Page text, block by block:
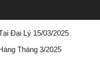
Đại Lý 15/03/2025
Tháng 3/2025